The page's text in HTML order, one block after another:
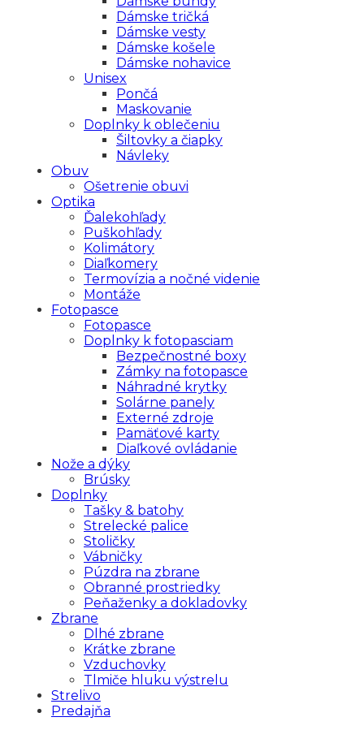
Dámske tričká
Dámske vesty
Dámske košele
Dámske nohavice
Unisex
Pončá
Maskovanie
Doplnky k oblečeniu
Šiltovky a čiapky
Návleky
Obuv
Ošetrenie obuvi
Optika
Ďalekohľady
Puškohľady
Kolimátory
Diaľkomery
Termovízia a nočné videnie
Montáže
Fotopasce
Fotopasce
Doplnky k fotopasciam
Bezpečnostné boxy
Zámky na fotopasce
Náhradné krytky
Solárne panely
Externé zdroje
Pamäťové karty
Diaľkové ovládanie
Nože a dýky
Brúsky
Doplnky
Tašky & batohy
Strelecké palice
Stoličky
Vábničky
Púzdra na zbrane
Obranné prostriedky
Peňaženky a dokladovky
Zbrane
Dlhé zbrane
Krátke zbrane
Vzduchovky
Tlmiče hluku výstrelu
Strelivo
Predajňa